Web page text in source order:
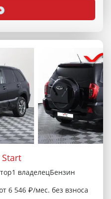
Start
1 владелецБензин
6 546 ₽/мес. без взноса